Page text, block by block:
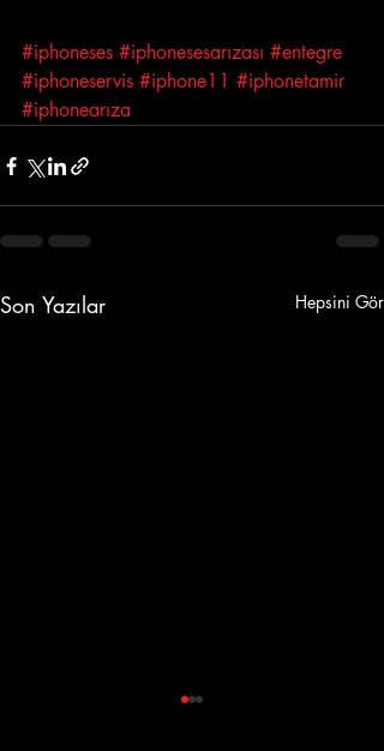
#iphoneses #iphonesesarızası #entegre
#iphoneservis #iphone11 #iphonetamir
#iphonearıza
Son Yazılar Hepsini Gör